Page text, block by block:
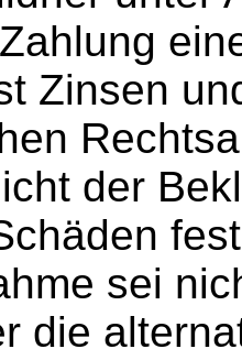
Zinsen
der
sei
die